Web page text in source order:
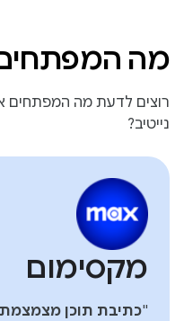
מה
נייטיב?
מקסימום
"כתיבת תוכן